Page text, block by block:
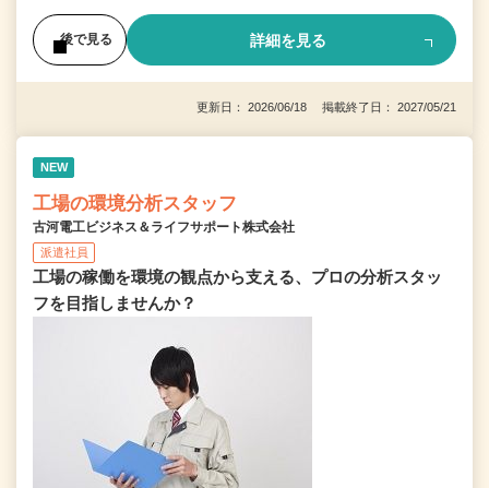
後で見る 詳細を見る
更新日： 2026/06/18 掲載終了日： 2027/05/21
NEW
工場の環境分析スタッフ
古河電工ビジネス＆ライフサポート株式会社
派遣社員
工場の稼働を環境の観点から支える、プロの分析スタッ
フを目指しませんか？